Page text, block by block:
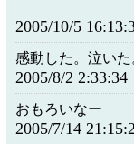
2005/10/5
感動した。泣いた
2005/8/2 2:33:34
おもろいなー
2005/7/14 21:15:2